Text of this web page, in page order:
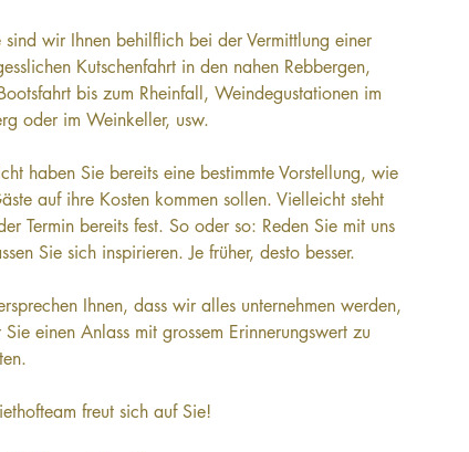
sind wir Ihnen behilflich bei der Vermittlung einer
Kutschenfahrt in den nahen Rebbergen,
bis zum Rheinfall, Weindegustationen im
oder im Weinkeller, usw.
haben Sie bereits eine bestimmte Vorstellung, wie
auf ihre Kosten kommen sollen. Vielleicht steht
Termin bereits fest. So oder so: Reden Sie mit uns
Sie sich inspirieren. Je früher, desto besser.
Ihnen, dass wir alles unternehmen werden,
Sie einen Anlass mit grossem Erinnerungswert zu
freut sich auf Sie!